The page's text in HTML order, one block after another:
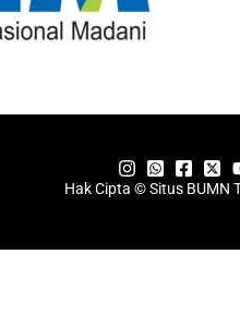
Hak Cipta © Situs BUMN